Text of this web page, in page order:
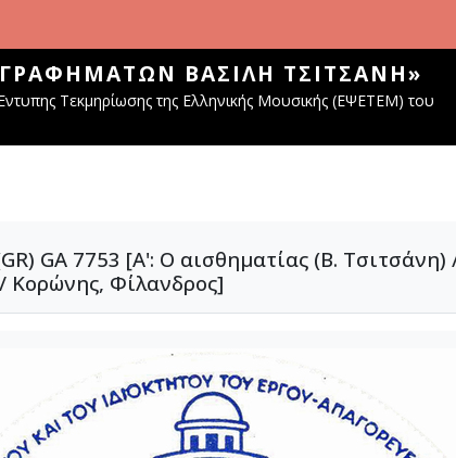
ΒΑΣΊΛΗ ΤΣΙΤΣΆΝΗ»
Τεκμηρίωσης της Ελληνικής Μουσικής (ΕΨΕΤΕΜ) του
GA 7753 [Α': Ο αισθηματίας (Β.
Κορώνης, Φίλανδρος]